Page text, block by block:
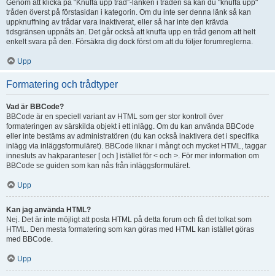
Genom att klicka på “Knuffa upp tråd”-länken i tråden så kan du "knuffa upp"
tråden överst på förstasidan i kategorin. Om du inte ser denna länk så kan
uppknuffning av trådar vara inaktiverat, eller så har inte den krävda
tidsgränsen uppnåts än. Det går också att knuffa upp en tråd genom att helt
enkelt svara på den. Försäkra dig dock först om att du följer forumreglerna.
Upp
Formatering och trådtyper
Vad är BBCode?
BBCode är en speciell variant av HTML som ger stor kontroll över
formateringen av särskilda objekt i ett inlägg. Om du kan använda BBCode
eller inte bestäms av administratören (du kan också inaktivera det i specifika
inlägg via inläggsformuläret). BBCode liknar i mångt och mycket HTML, taggar
innesluts av hakparanteser [ och ] istället för < och >. För mer information om
BBCode se guiden som kan nås från inläggsformuläret.
Upp
Kan jag använda HTML?
Nej. Det är inte möjligt att posta HTML på detta forum och få det tolkat som
HTML. Den mesta formatering som kan göras med HTML kan istället göras
med BBCode.
Upp